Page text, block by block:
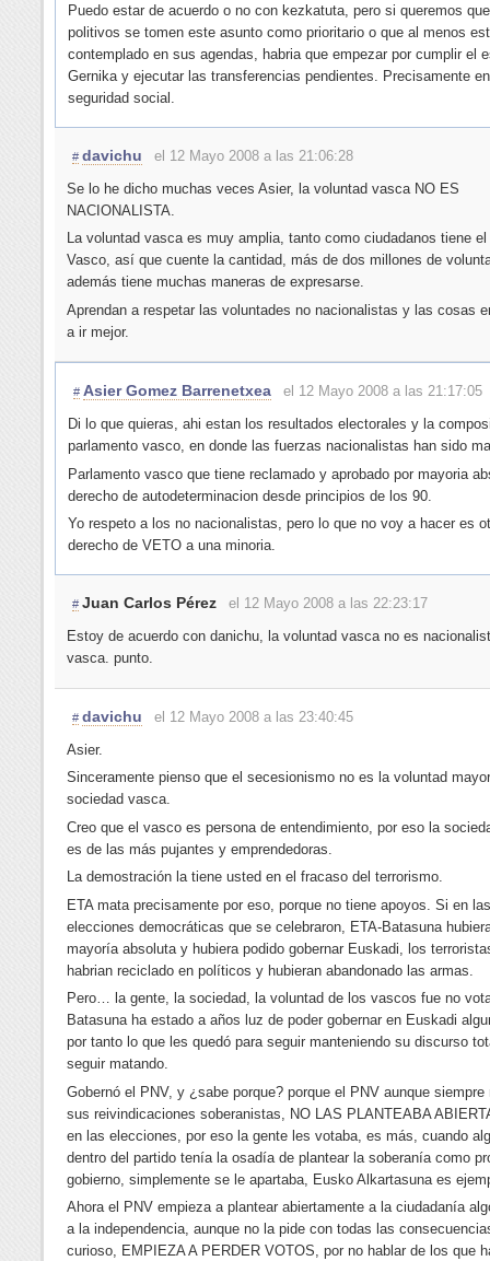
Puedo estar de acuerdo o no con kezkatuta, pero si queremos
politivos se tomen este asunto como prioritario o que al menos
contemplado en sus agendas, habria que empezar por cumplir el
Gernika y ejecutar las transferencias pendientes. Precisamente
seguridad social.
# davichu
el 12 Mayo 2008 a las 21:06:28
Se lo he dicho muchas veces Asier, la voluntad vasca NO ES
NACIONALISTA.
La voluntad vasca es muy amplia, tanto como ciudadanos tiene
Vasco, así que cuente la cantidad, más de dos millones de
además tiene muchas maneras de expresarse.
Aprendan a respetar las voluntades no nacionalistas y las cosas
a ir mejor.
# Asier Gomez Barrenetxea
el 12 Mayo 2008 a las 21:17:05
Di lo que quieras, ahi estan los resultados electorales y la
parlamento vasco, en donde las fuerzas nacionalistas han sido
Parlamento vasco que tiene reclamado y aprobado por mayoria
derecho de autodeterminacion desde principios de los 90.
Yo respeto a los no nacionalistas, pero lo que no voy a hacer es
derecho de VETO a una minoria.
# Juan Carlos Pérez
el 12 Mayo 2008 a las 22:23:17
Estoy de acuerdo con danichu, la voluntad vasca no es
vasca. punto.
# davichu
el 12 Mayo 2008 a las 23:40:45
Asier.
Sinceramente pienso que el secesionismo no es la voluntad
sociedad vasca.
Creo que el vasco es persona de entendimiento, por eso la
es de las más pujantes y emprendedoras.
La demostración la tiene usted en el fracaso del terrorismo.
ETA mata precisamente por eso, porque no tiene apoyos. Si en
elecciones democráticas que se celebraron, ETA-Batasuna
mayoría absoluta y hubiera podido gobernar Euskadi, los
habrian reciclado en políticos y hubieran abandonado las armas.
Pero… la gente, la sociedad, la voluntad de los vascos fue no
Batasuna ha estado a años luz de poder gobernar en Euskadi
por tanto lo que les quedó para seguir manteniendo su discurso
seguir matando.
Gobernó el PNV, y ¿sabe porque? porque el PNV aunque siempre
sus reivindicaciones soberanistas, NO LAS PLANTEABA
en las elecciones, por eso la gente les votaba, es más, cuando
dentro del partido tenía la osadía de plantear la soberanía como
gobierno, simplemente se le apartaba, Eusko Alkartasuna es
Ahora el PNV empieza a plantear abiertamente a la ciudadanía
a la independencia, aunque no la pide con todas las
curioso, EMPIEZA A PERDER VOTOS, por no hablar de los que